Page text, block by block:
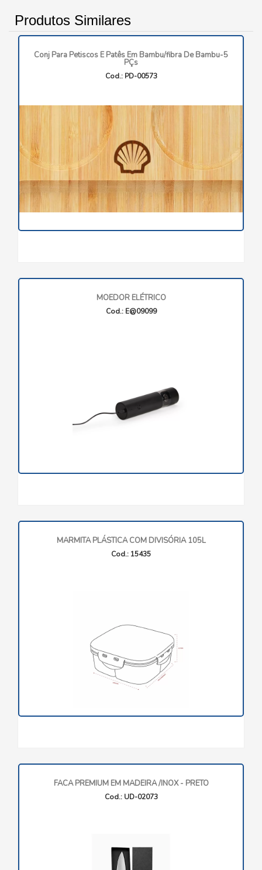
Produtos Similares
Conj Para Petiscos E Patês Em Bambu/fibra De Bambu-5
PÇs
Cod.: PD-00573
MOEDOR ELÉTRICO
Cod.: E@09099
MARMITA PLÁSTICA COM DIVISÓRIA 105L
Cod.: 15435
FACA PREMIUM EM MADEIRA /INOX - PRETO
Cod.: UD-02073